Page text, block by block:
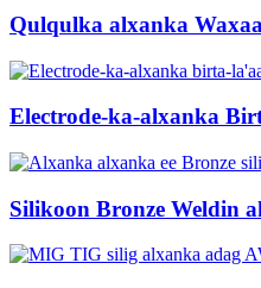
Qulqulka alxanka
Electrode-ka-alxanka
Silikoon Bronze Weldin